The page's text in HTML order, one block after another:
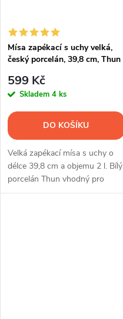
Mísa zapékací s uchy velká,
český porcelán, 39,8 cm, Thun
599 Kč
Skladem 4 ks
DO KOŠÍKU
Velká zapékací mísa s uchy o
délce 39,8 cm a objemu 2 l. Bílý
porcelán Thun vhodný pro
přípravu i servírování pokrmů.